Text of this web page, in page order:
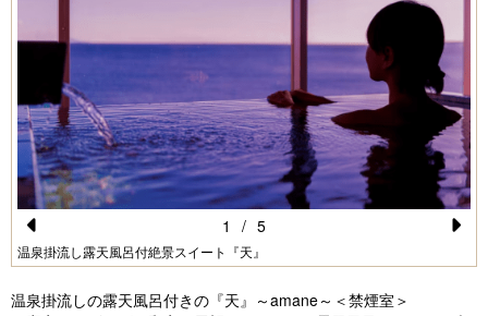
Pr
e
温泉掛流し露天風呂付絶景スイート『天』
1 / 5
温泉掛流しの露天風呂付きの『天』～amane～＜禁煙室＞